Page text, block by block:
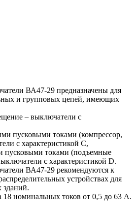
ВА47-29 предназначены для
и групповых цепей, имеющих
– выключатели с
пусковыми токами (компрессор,
с характеристикой C,
пусковыми токами (подъемные
с характеристикой D.
ВА47-29 рекомендуются к
устройствах для
18 номинальных токов от 0,5 до 63 А.